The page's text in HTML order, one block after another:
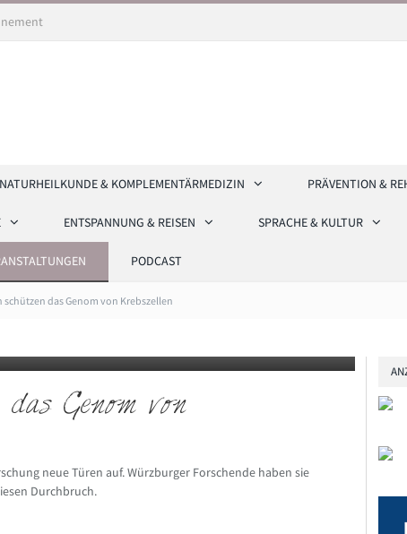
NATURHEILKUNDE & KOMPLEMENTÄRMEDIZIN PRÄVENTION &
ENTSPANNUNG & REISEN SPRACHE & KULTUR
PODCAST
das Genom von Krebszellen
wie sie in Krebszellen vorkommen, lagern sie sich um,
Genom von
neue Türen auf. Würzburger Forschende haben sie
Durchbruch.